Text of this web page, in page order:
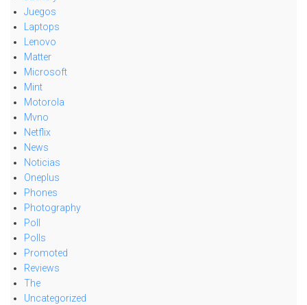
Juegos
Laptops
Lenovo
Matter
Microsoft
Mint
Motorola
Mvno
Netflix
News
Noticias
Oneplus
Phones
Photography
Poll
Polls
Promoted
Reviews
The
Uncategorized